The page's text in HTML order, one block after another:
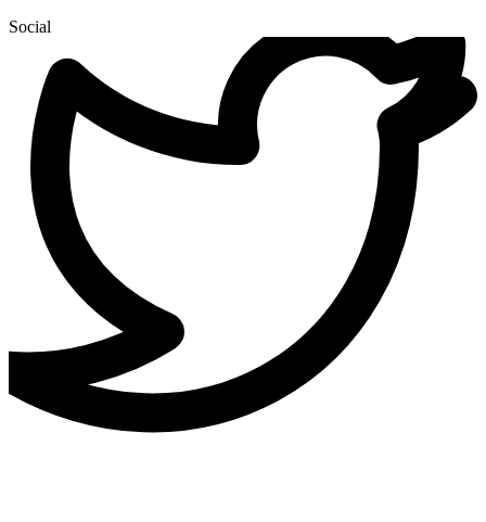
Social